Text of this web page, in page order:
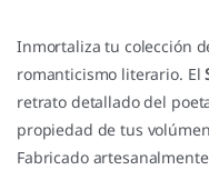
Inmortaliza tu colección
romanticismo literario. El
retrato detallado del
propiedad de tus
Fabricado